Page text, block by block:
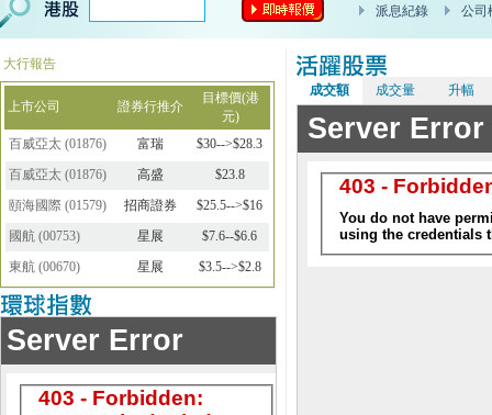
大行報告
上市公司 證券行推介
目標價(港
元)
百威亞太 (01876) 富瑞
$30-->$28.3
百威亞太 (01876) 高盛
$23.8
頤海國際 (01579) 招商證券
$25.5-->$16
國航 (00753) 星展
$7.6--$6.6
東航 (00670) 星展 $3.5-->$2.8
成交額 成交量 升幅